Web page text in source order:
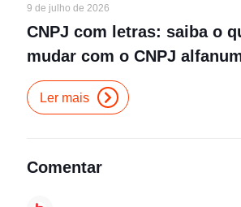
9 de julho de 2026
CNPJ com letras: saiba o
mudar com o CNPJ
Ler mais
Comentar